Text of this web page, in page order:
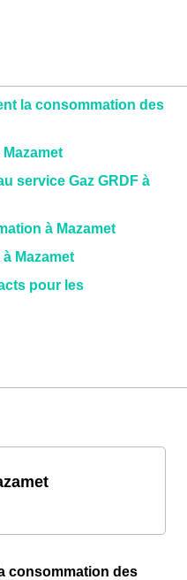
la consommation des
service Gaz GRDF à
à Mazamet
Mazamet
pour les
consommation des